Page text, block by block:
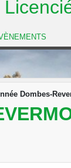
Dombes-